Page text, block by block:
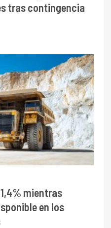
tras contingencia
mientras
en los